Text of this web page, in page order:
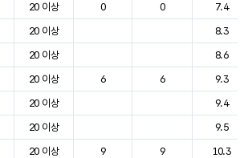
20 이상 0 0
7.4
20 이상
8.3
20 이상
8.6
20 이상 6 6
9.3
20 이상
9.4
20 이상
9.5
20 이상 9 9
10.3